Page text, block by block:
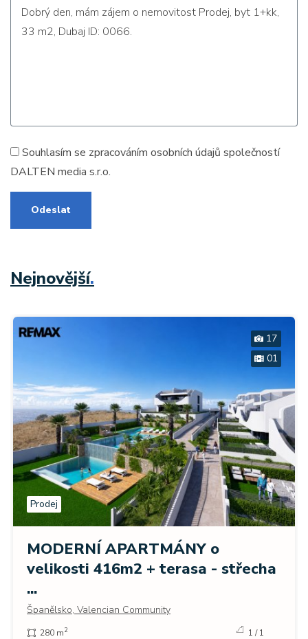
Souhlasím se zpracováním osobních údajů společností
DALTEN media s.r.o.
Odeslat
Nejnovější.
17
01
Prodej
MODERNÍ APARTMÁNY o
velikosti 416m2 + terasa - střecha
...
Španělsko, Valencian Community
280 m2 1 / 1